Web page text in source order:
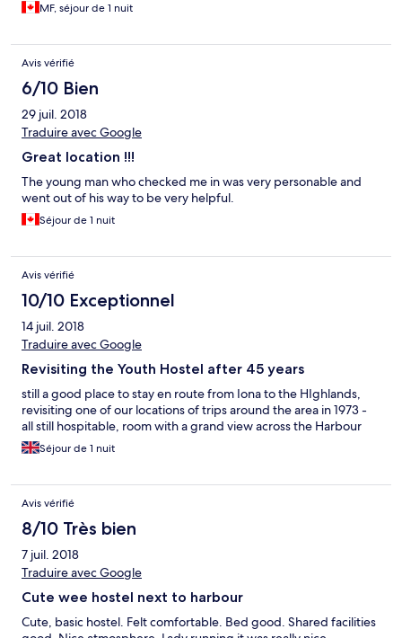
MF, séjour de 1 nuit
Avis vérifié
6/10 Bien
29 juil. 2018
Traduire avec Google
Great location !!!
The young man who checked me in was very personable and
went out of his way to be very helpful.
Séjour de 1 nuit
Avis vérifié
10/10 Exceptionnel
14 juil. 2018
Traduire avec Google
Revisiting the Youth Hostel after 45 years
still a good place to stay en route from Iona to the HIghlands,
revisiting one of our locations of trips around the area in 1973 -
all still hospitable, room with a grand view across the Harbour
Séjour de 1 nuit
Avis vérifié
8/10 Très bien
7 juil. 2018
Traduire avec Google
Cute wee hostel next to harbour
Cute, basic hostel. Felt comfortable. Bed good. Shared facilities